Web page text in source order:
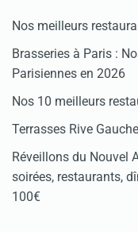
Nos meilleurs
Brasseries à Paris :
Parisiennes en 2026
Nos 10 meilleurs
Terrasses Rive Gauche
Réveillons du Nouvel
soirées, restaurants,
100€